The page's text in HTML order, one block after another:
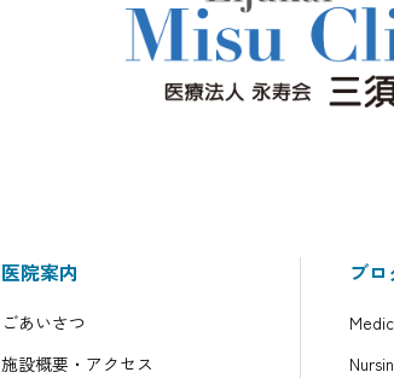
医院案内
ごあいさつ
施設概要・アクセス
ブロ